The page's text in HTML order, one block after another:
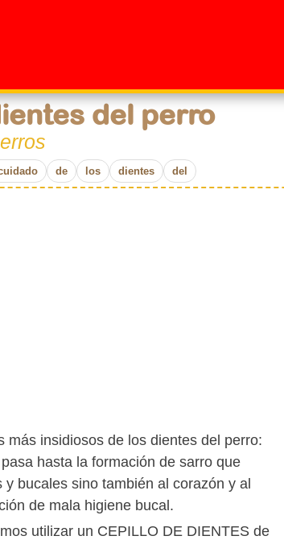
del perro
de los dientes del
más insidiosos de los dientes del perro:
hasta la formación de sarro que
bucales sino también al corazón y al
de mala higiene bucal.
utilizar un CEPILLO DE DIENTES de